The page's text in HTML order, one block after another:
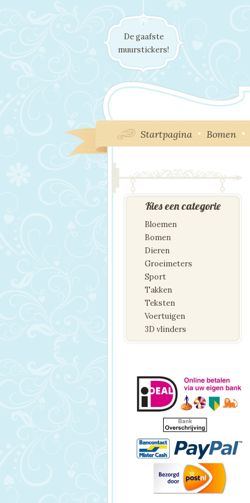
De gaafste
muurstickers!
Startpagina Bomen
Kies een categorie
Bloemen
Bomen
Dieren
Groeimeters
Sport
Takken
Teksten
Voertuigen
3D vlinders